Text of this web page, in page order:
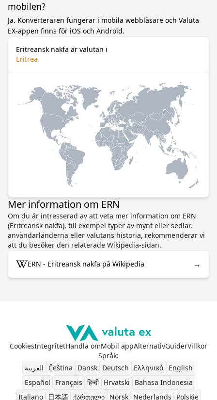
mobilen?
Ja. Konverteraren fungerar i mobila webbläsare och Valuta
EX-appen finns för iOS och Android.
Eritreansk nakfa är valutan i
Eritrea
Mer information om ERN
Om du är intresserad av att veta mer information om ERN
(Eritreansk nakfa), till exempel typer av mynt eller sedlar,
användarländerna eller valutans historia, rekommenderar vi
att du besöker den relaterade Wikipedia-sidan.
ERN - Eritreansk nakfa på Wikipedia →
CookiesIntegritetHandla omMobil appAlternativGuiderVillkor
Språk:
العربية
Čeština Dansk Deutsch Ελληνικά
English
Español
Français हिन्दी Hrvatski
Bahasa Indonesia
Italiano
日本語 ქართული Norsk Nederlands Polskie